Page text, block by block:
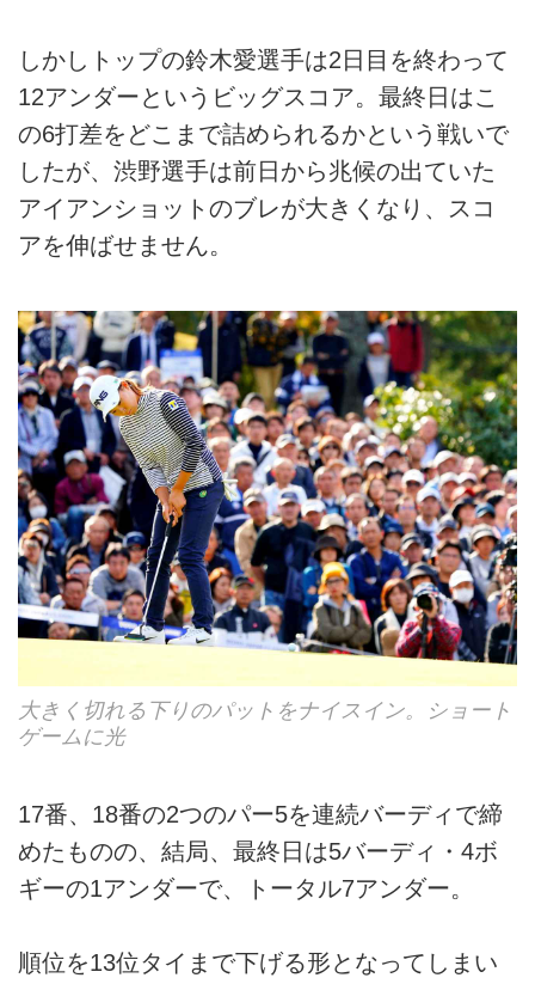
しかしトップの鈴木愛選手は2日目を終わって
12アンダーというビッグスコア。最終日はこ
の6打差をどこまで詰められるかという戦いで
したが、渋野選手は前日から兆候の出ていた
アイアンショットのブレが大きくなり、スコ
アを伸ばせません。
大きく切れる下りのパットをナイスイン。ショート
ゲームに光
17番、18番の2つのパー5を連続バーディで締
めたものの、結局、最終日は5バーディ・4ボ
ギーの1アンダーで、トータル7アンダー。
順位を13位タイまで下げる形となってしまい